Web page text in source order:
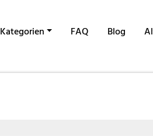
Kategorien FAQ Blog